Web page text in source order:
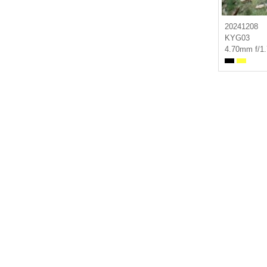
20241208
KYG03
4.70mm f/